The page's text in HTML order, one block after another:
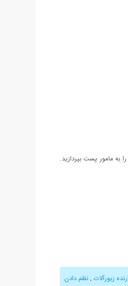
به مامور پست بپردازید.
زيورآلات ,نظم دادن